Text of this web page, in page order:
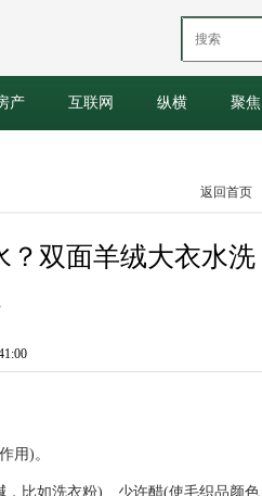
产 互联网 纵横 聚焦
返回首页
？双面羊绒大衣水洗
用)。
比如洗衣粉)、少许醋(使毛织品颜色